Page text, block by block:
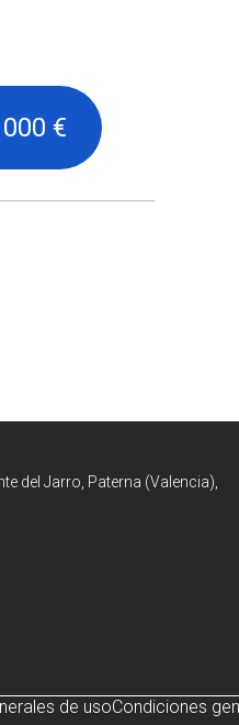
€
del Jarro, Paterna (Valencia),
de usoCondiciones